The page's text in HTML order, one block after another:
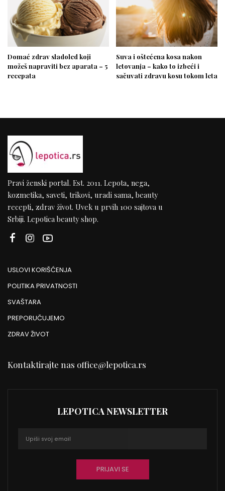
Domać zdrav sladoled koji
možeš napraviti bez aparata – 5
recepata
Suva i oštećena kosa nakon
letovanja – kako to izbeći i
sačuvati zdravu kosu tokom leta
Pravi ženski portal. Est. 2011. Lepota, nega,
kozmetika, saveti, trikovi, uradi sama, beauty
recepti, zdrav život. Uvek u prvih 100 sajtova u
Srbiji. Lepotica beauty shop.
USLOVI KORIŠĆENJA
POLITIKA PRIVATNOSTI
SVAŠTARA
PREPORUČUJEMO
ZDRAV ŽIVOT
Kontaktirajte nas office@lepotica.rs
LEPOTICA NEWSLETTER